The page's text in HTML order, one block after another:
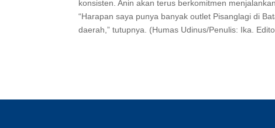
konsisten. Anin akan terus berkomitmen
“Harapan saya punya banyak outlet Pisanglagi di
daerah,” tutupnya. (Humas Udinus/Penulis: Ika.